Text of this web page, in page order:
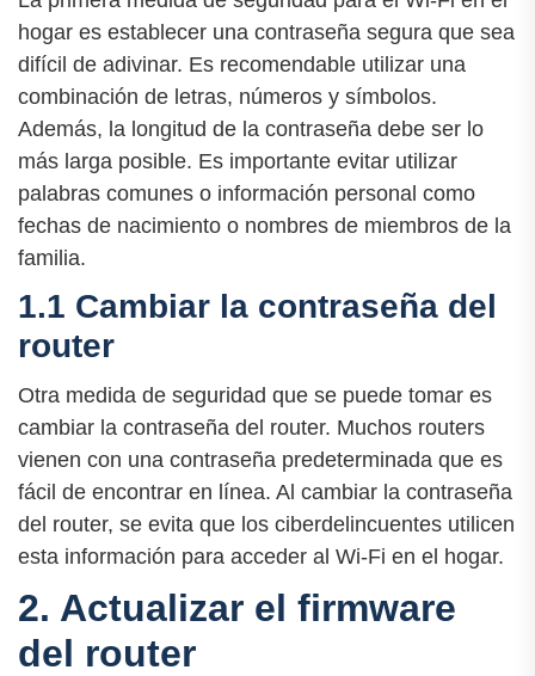
hogar es establecer una contraseña segura que sea
difícil de adivinar. Es recomendable utilizar una
combinación de letras, números y símbolos.
Además, la longitud de la contraseña debe ser lo
más larga posible. Es importante evitar utilizar
palabras comunes o información personal como
fechas de nacimiento o nombres de miembros de la
familia.
1.1 Cambiar la contraseña del
router
Otra medida de seguridad que se puede tomar es
cambiar la contraseña del router. Muchos routers
vienen con una contraseña predeterminada que es
fácil de encontrar en línea. Al cambiar la contraseña
del router, se evita que los ciberdelincuentes utilicen
esta información para acceder al Wi-Fi en el hogar.
2. Actualizar el firmware
del router